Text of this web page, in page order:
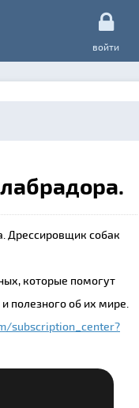
войти
Дрессировщик собак
которые помогут
полезного об их мире.
subscription_center?